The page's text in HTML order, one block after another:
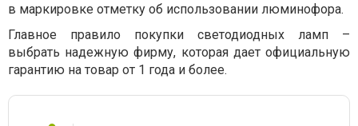
в маркировке отметку об использовании люминофора.
Главное правило покупки светодиодных ламп –
выбрать надежную фирму, которая дает официальную
гарантию на товар от 1 года и более.